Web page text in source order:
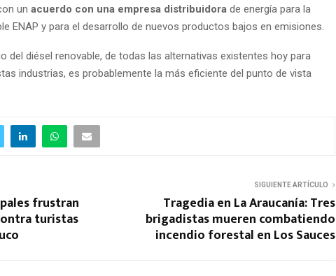
un acuerdo con una empresa distribuidora de energía para la
ENAP y para el desarrollo de nuevos productos bajos en emisiones.
del diésel renovable, de todas las alternativas existentes hoy para
industrias, es probablemente la más eficiente del punto de vista
frustran
turistas
SIGUIENTE ARTÍCULO
Tragedia en La Araucanía: Tres
brigadistas mueren combatiendo
incendio forestal en Los Sauces